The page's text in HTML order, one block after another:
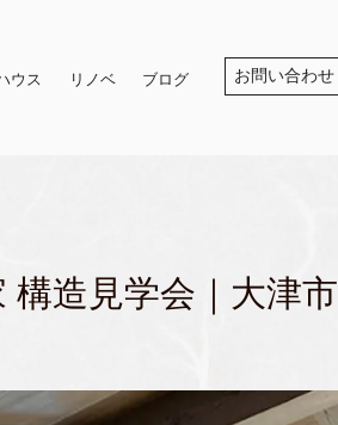
ウス リノベ ブログ お問い合わせ
造見学会｜大津市